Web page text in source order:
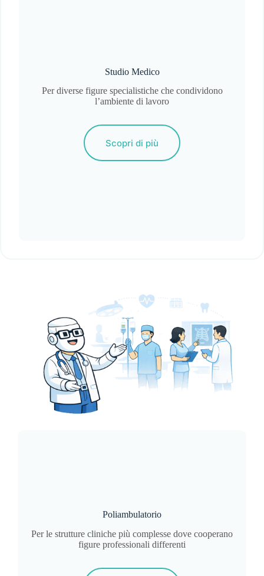
Studio Medico
Per diverse figure specialistiche che condividono
l’ambiente di lavoro
Scopri di più
Poliambulatorio
Per le strutture cliniche più complesse dove cooperano
figure professionali differenti